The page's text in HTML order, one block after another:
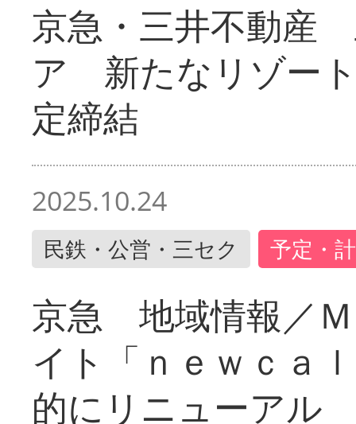
京急・三井不動産
ア 新たなリゾー
定締結
2025.10.24
民鉄・公営・三セク 予定・
京急 地域情報／
イト「ｎｅｗｃａ
的にリニューアル